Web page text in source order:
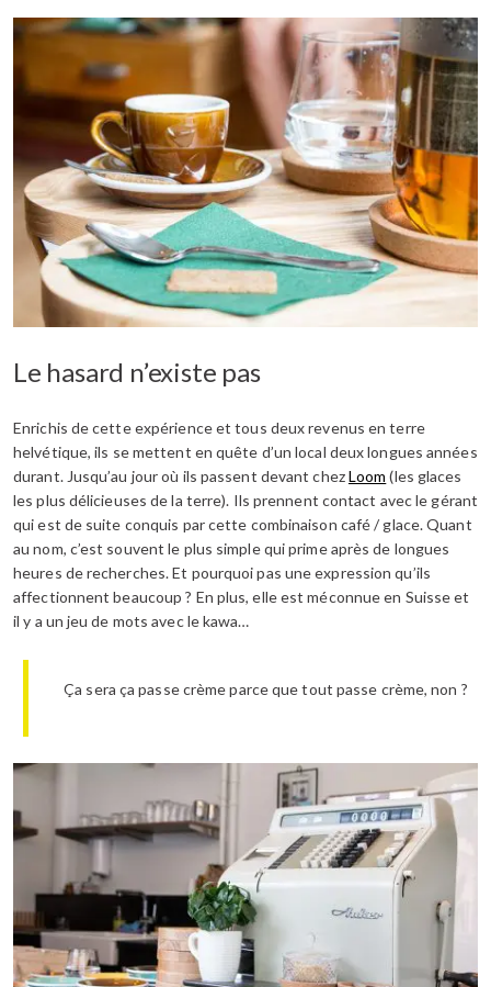
Le hasard n’existe pas
Enrichis de cette expérience et tous deux revenus en terre
helvétique, ils se mettent en quête d’un local deux longues années
durant. Jusqu’au jour où ils passent devant chezLoom (les glaces
les plus délicieuses de la terre). Ils prennent contact avec le gérant
qui est de suite conquis par cette combinaison café / glace. Quant
au nom, c’est souvent le plus simple qui prime après de longues
heures de recherches. Et pourquoi pas une expression qu’ils
affectionnent beaucoup ? En plus, elle est méconnue en Suisse et
il y a un jeu de mots avec le kawa…
Ça sera ça passe crème parce que tout passe crème, non ?